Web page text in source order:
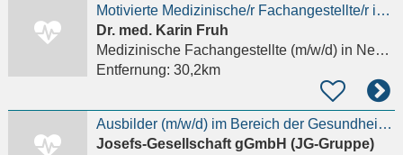
Motivierte Medizinische/r Fachangestellte/r in Teilzeit in Gynäkologische Praxis gesucht
Dr. med. Karin Fruh
Medizinische Fachangestellte (m/w/d)in Neulußheim
Entfernung: 30,2km
Ausbilder (m/w/d) im Bereich der Gesundheitsberufe - Schwerpunkt Medizinische Fachangestellte
Josefs-Gesellschaft gGmbH (JG-Gruppe)